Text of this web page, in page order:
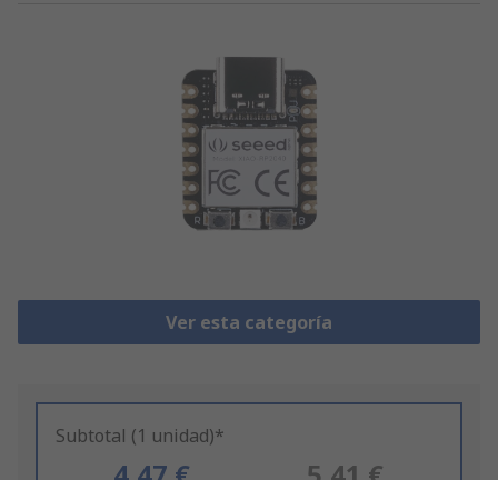
Ver esta categoría
Subtotal (1 unidad)*